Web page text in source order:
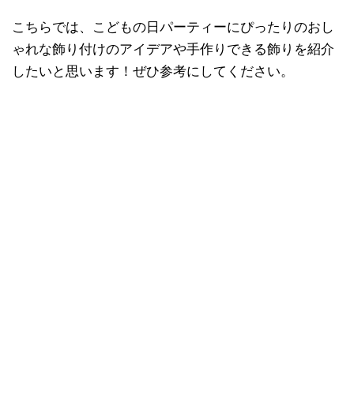
こちらでは、こどもの日パーティーにぴったりのおし
ゃれな飾り付けのアイデアや手作りできる飾りを紹介
したいと思います！ぜひ参考にしてください。